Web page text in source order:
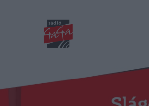
RÁDIÓ GAGA
Műsorok